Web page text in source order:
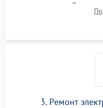
течеискателем.
продувка капиллярной
3. Ремонт